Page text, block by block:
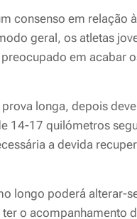
consenso em relação
geral, os atletas
em acabar
longa, depois
14-17 quilómetros
a devida
longo poderá alterar-
o acompanhamento